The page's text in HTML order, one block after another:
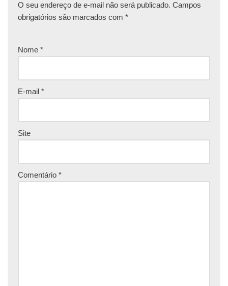
O seu endereço de e-mail não será publicado. Campos
obrigatórios são marcados com *
Nome *
E-mail *
Site
Comentário *